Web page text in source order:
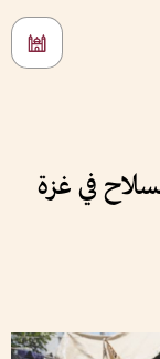
في غزة